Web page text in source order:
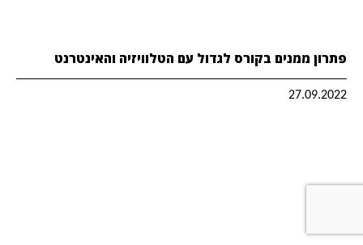
פתרון ממנים בקורס לגדול עם הטלוויזיה והאינטרנט
27.09.2022